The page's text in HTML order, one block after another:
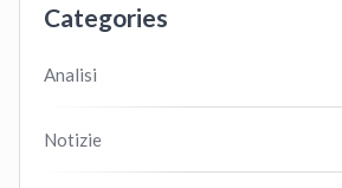
Categories
Analisi
Notizie